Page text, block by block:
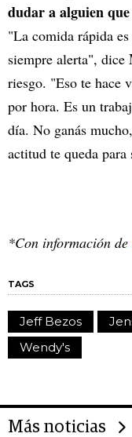
dudar a alguien
"La comida rápida
siempre alerta", dice
riesgo. "Eso te hace
por hora. Es un
día. No ganás
actitud te queda
*Con información de
TAGS
Jeff Bezos
Wendy's
Más noticias